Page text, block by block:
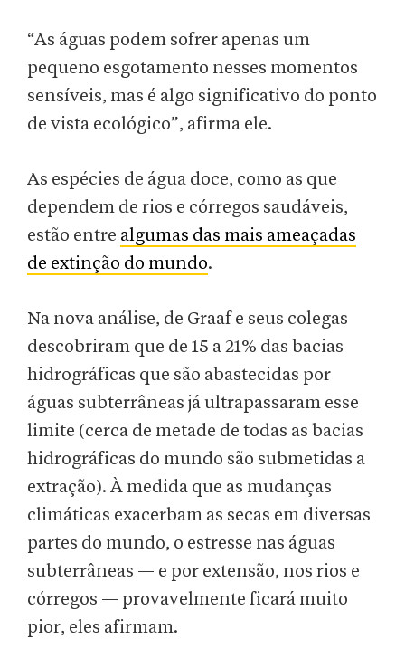
“As águas podem sofrer apenas um
pequeno esgotamento nesses momentos
sensíveis, mas é algo significativo do ponto
de vista ecológico”, afirma ele.
As espécies de água doce, como as que
dependem de rios e córregos saudáveis,
estão entre algumas das mais ameaçadas
de extinção do mundo.
Na nova análise, de Graaf e seus colegas
descobriram que de 15 a 21% das bacias
hidrográficas que são abastecidas por
águas subterrâneas já ultrapassaram esse
limite (cerca de metade de todas as bacias
hidrográficas do mundo são submetidas a
extração). À medida que as mudanças
climáticas exacerbam as secas em diversas
partes do mundo, o estresse nas águas
subterrâneas — e por extensão, nos rios e
córregos — provavelmente ficará muito
pior, eles afirmam.